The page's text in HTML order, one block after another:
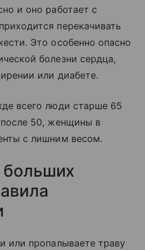
и оно работает с
перекачивать
Это особенно опасно
болезни сердца,
или диабете.
всего люди старше 65
50, женщины в
с лишним весом.
больших
или пропалываете траву